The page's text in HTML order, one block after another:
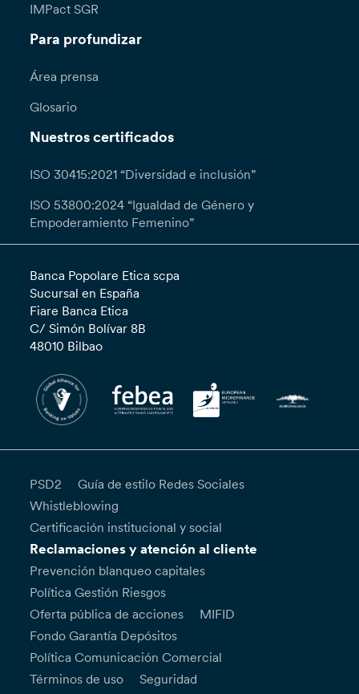
IMPact SGR
Para profundizar
Área prensa
Glosario
Nuestros certificados
ISO 30415:2021 “Diversidad e inclusión”
ISO 53800:2024 “Igualdad de Género y
Empoderamiento Femenino”
Banca Popolare Etica scpa
Sucursal en España
Fiare Banca Etica
C/ Simón Bolívar 8B
48010 Bilbao
PSD2
Guía de estilo Redes Sociales
Whistleblowing
Certificación institucional y social
Reclamaciones y atención al cliente
Prevención blanqueo capitales
Política Gestión Riesgos
Oferta pública de acciones
MIFID
Fondo Garantía Depósitos
Política Comunicación Comercial
Términos de uso
Seguridad